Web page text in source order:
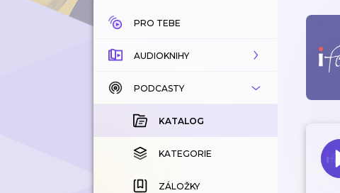
PRO TEBE
AUDIOKNIHY
KATALOG
KOUPENÉ
KATEGORIE
ZÁLOŽKY
PODCASTY
KATALOG
KATEGORIE
ZÁLOŽKY